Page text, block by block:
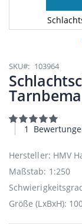
Anfang
der
Bildgalerie
springen
SKU 103964
Bewertung:
100
1
Hersteller: HMV
Maßstab: 1:250
Größe (LxBxH):